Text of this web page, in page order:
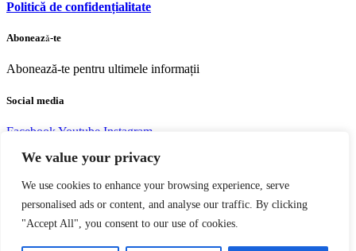
We value your privacy
We use cookies to enhance your browsing experience, serve
personalised ads or content, and analyse our traffic. By clicking
"Accept All", you consent to our use of cookies.
Politică de confidențialitate
Abonează-te
Abonează-te pentru ultimele informații
Social media
FacebookYoutube Instagram
Copyright © 2004 – 2023 Editura acreditată CNCS | CNATDCU
Pro Universitaria. Toate drepturile rezervate.Termeni si Condiţii